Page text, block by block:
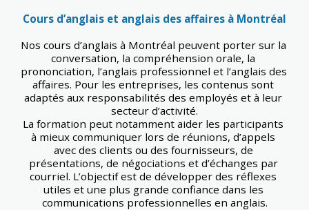
Cours d’anglais et anglais des affaires à Montréal
Nos cours d’anglais à Montréal peuvent porter sur la
conversation, la compréhension orale, la
prononciation, l’anglais professionnel et l’anglais des
affaires. Pour les entreprises, les contenus sont
adaptés aux responsabilités des employés et à leur
secteur d’activité.
La formation peut notamment aider les participants
à mieux communiquer lors de réunions, d’appels
avec des clients ou des fournisseurs, de
présentations, de négociations et d’échanges par
courriel. L’objectif est de développer des réflexes
utiles et une plus grande confiance dans les
communications professionnelles en anglais.